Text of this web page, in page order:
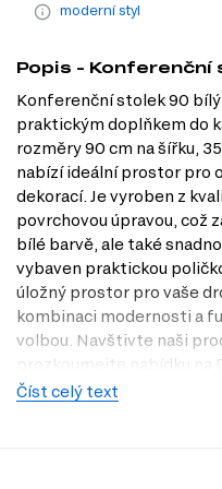
moderní styl
Popis - Konferenční
Konferenční stolek 90
praktickým doplňkem do
rozměry 90 cm na šířku,
nabízí ideální prostor pro
dekorací. Je vyroben z
povrchovou úpravou, což
bílé barvě, ale také
vybaven praktickou
úložný prostor pro vaše
kombinaci modernosti a
volbou. Navštivte naši
prozkoumejte nabídku na
Charakteristiky,
Číst celý text